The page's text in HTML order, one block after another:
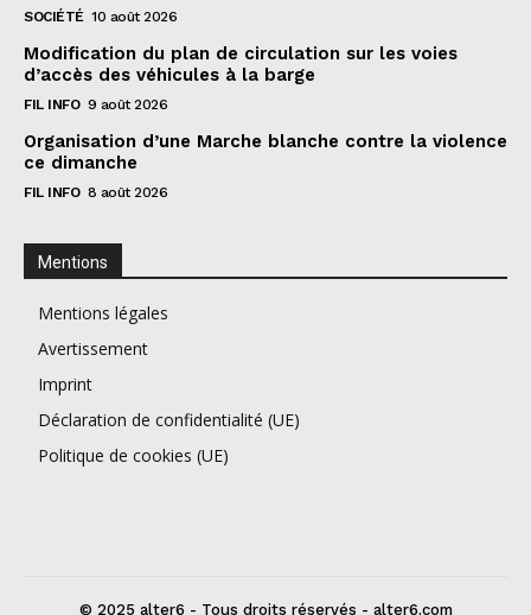
SOCIÉTÉ 10 août 2026
Modification du plan de circulation sur les voies
d’accès des véhicules à la barge
FIL INFO 9 août 2026
Organisation d’une Marche blanche contre la violence
ce dimanche
FIL INFO 8 août 2026
Mentions
Mentions légales
Avertissement
Imprint
Déclaration de confidentialité (UE)
Politique de cookies (UE)
© 2025 alter6 - Tous droits réservés - alter6.com